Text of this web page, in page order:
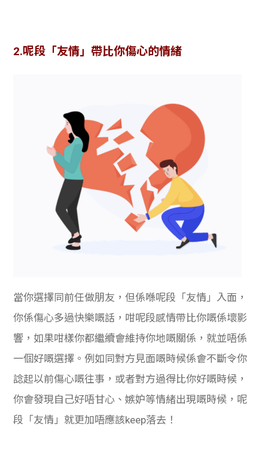
2.呢段「友情」帶比你傷心的情緒
當你選擇同前任做朋友，但係喺呢段「友情」入面，
你係傷心多過快樂嘅話，咁呢段感情帶比你嘅係壞影
響，如果咁樣你都繼續會維持你地嘅關係，就並唔係
一個好嘅選擇。例如同對方見面嘅時候係會不斷令你
諗起以前傷心嘅往事，或者對方過得比你好嘅時候，
你會發現自己好唔甘心、嫉妒等情緒出現嘅時候，呢
段「友情」就更加唔應該keep落去！